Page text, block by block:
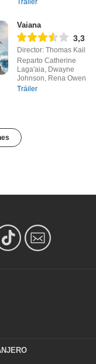
Tráiler
Vaiana
3,3
Director: Thomas Kail
Reparto Catherine
Laga'aia, Dwayne
Johnson, Rena Owen
Tráiler